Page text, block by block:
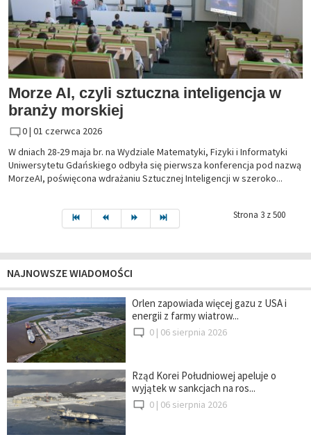
Morze AI, czyli sztuczna inteligencja w
branży morskiej
0 | 01 czerwca 2026
W dniach 28-29 maja br. na Wydziale Matematyki, Fizyki i Informatyki
Uniwersytetu Gdańskiego odbyła się pierwsza konferencja pod nazwą
MorzeAI, poświęcona wdrażaniu Sztucznej Inteligencji w szeroko...
Strona 3 z 500
NAJNOWSZE WIADOMOŚCI
Orlen zapowiada więcej gazu z USA i
energii z farmy wiatrow...
0 | 06 sierpnia 2026
Rząd Korei Południowej apeluje o
wyjątek w sankcjach na ros...
0 | 06 sierpnia 2026